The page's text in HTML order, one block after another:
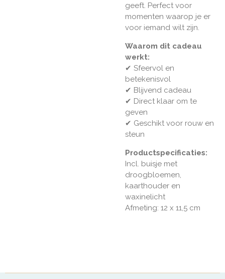
geeft. Perfect voor
momenten waarop je er
voor iemand wilt zijn.
Waarom dit cadeau
werkt:
✔ Sfeervol en
betekenisvol
✔ Blijvend cadeau
✔ Direct klaar om te
geven
✔ Geschikt voor rouw en
steun
Productspecificaties:
Incl. buisje met
droogbloemen,
kaarthouder en
waxinelicht
Afmeting: 12 x 11,5 cm